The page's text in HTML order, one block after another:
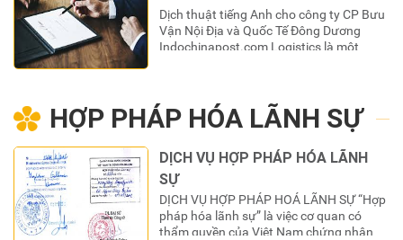
Dịch thuật tiếng Anh cho công ty CP Bưu
Vận Nội Địa và Quốc Tế Đông Dương
Indochinapost.com Logistics là một
sản xuất, kinh doanh, thương mại, quân
sự, y tế, dược phẩm,…
HỢP PHÁP HÓA LÃNH SỰ
DỊCH VỤ HỢP PHÁP HÓA LÃNH
SỰ
DỊCH VỤ HỢP PHÁP HOÁ LÃNH SỰ “Hợp
pháp hóa lãnh sự” là việc cơ quan có
thẩm quyền của Việt Nam chứng nhận